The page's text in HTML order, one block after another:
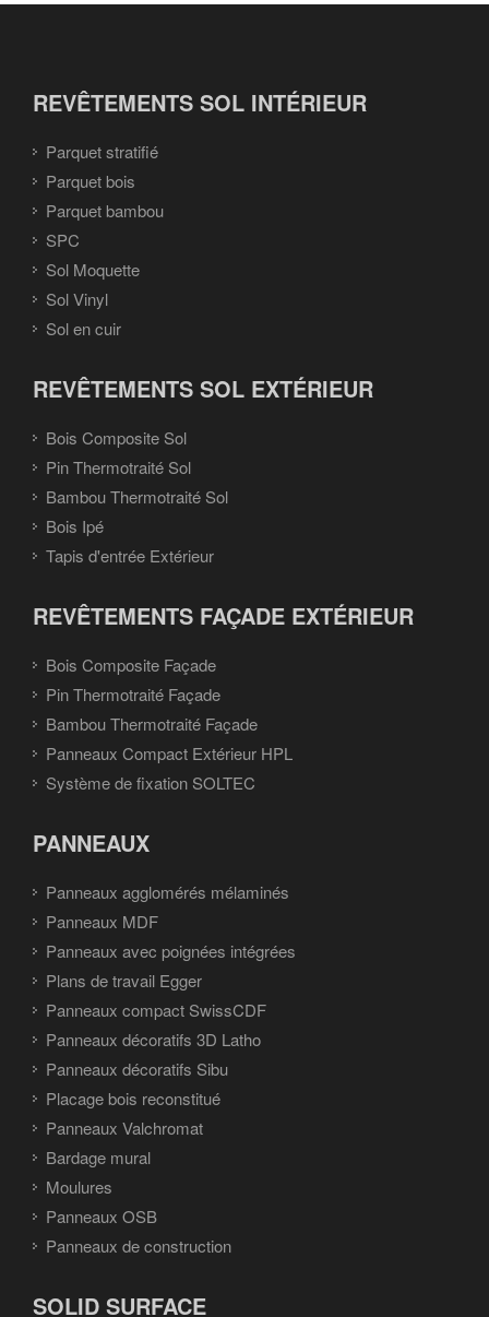
REVÊTEMENTS SOL INTÉRIEUR
Parquet stratifié
Parquet bois
Parquet bambou
SPC
Sol Moquette
Sol Vinyl
Sol en cuir
REVÊTEMENTS SOL EXTÉRIEUR
Bois Composite Sol
Pin Thermotraité Sol
Bambou Thermotraité Sol
Bois Ipé
Tapis d'entrée Extérieur
REVÊTEMENTS FAÇADE EXTÉRIEUR
Bois Composite Façade
Pin Thermotraité Façade
Bambou Thermotraité Façade
Panneaux Compact Extérieur HPL
Système de fixation SOLTEC
PANNEAUX
Panneaux agglomérés mélaminés
Panneaux MDF
Panneaux avec poignées intégrées
Plans de travail Egger
Panneaux compact SwissCDF
Panneaux décoratifs 3D Latho
Panneaux décoratifs Sibu
Placage bois reconstitué
Panneaux Valchromat
Bardage mural
Moulures
Panneaux OSB
Panneaux de construction
SOLID SURFACE